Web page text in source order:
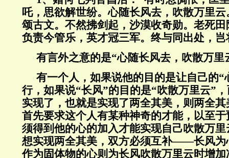
吒，思欲解世纷。心随长风去，吹散万里
颂古文。不然拂剑起，沙漠收奇勋。老死
负责今管乐，英才冠三军。终与同出处，
有言外之意的是“心随长风去，吹散万里
有一个人，如果说他的目的是让自己的“
行，如果说“长风”的目的是“吹散万里云”
实现了，也就是实现了两全其美，则两全
首先要求这个人有某种神奇的才能，以至
须得到他的心的加入才能实现自己吹散万
想实现两全其美，双方必须互补——长风为
作为固体物的心则为长风吹散万里云时增加